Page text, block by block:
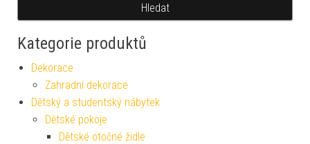
Hledat
Kategorie produktů
Dekorace
Zahradní dekorace
Dětský a studentský nábytek
Dětské pokoje
Dětské otočné židle